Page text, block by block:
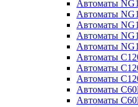
Автоматы
Автоматы
Автоматы
Автоматы
Автоматы
Автоматы
Автоматы
Автоматы
Автоматы
Автоматы